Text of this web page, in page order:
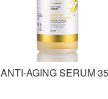
ANTI-AGING SERUM